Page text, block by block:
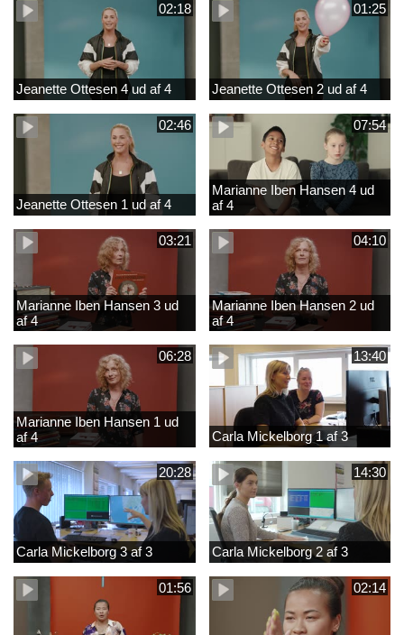
02:18
Jeanette Ottesen 4 ud af 4
01:25
Jeanette Ottesen 2 ud af 4
02:46
Jeanette Ottesen 1 ud af 4
07:54
Marianne Iben Hansen 4 ud
af 4
03:21
Marianne Iben Hansen 3 ud
af 4
04:10
Marianne Iben Hansen 2 ud
af 4
06:28
Marianne Iben Hansen 1 ud
af 4
13:40
Carla Mickelborg 1 af 3
20:28
Carla Mickelborg 3 af 3
14:30
Carla Mickelborg 2 af 3
01:56 02:14